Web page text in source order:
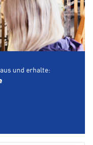
und erhalte: